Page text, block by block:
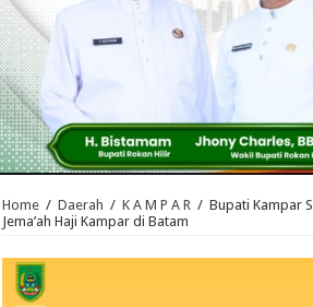
Home / Daerah / K A M P A R / Bupati Kampar
Jema’ah Haji Kampar di Batam